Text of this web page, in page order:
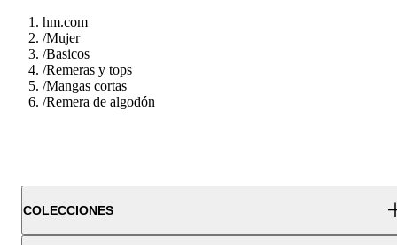
hm.com
/Mujer
/Basicos
/Remeras y tops
/Mangas cortas
/Remera de algodón
COLECCIONES